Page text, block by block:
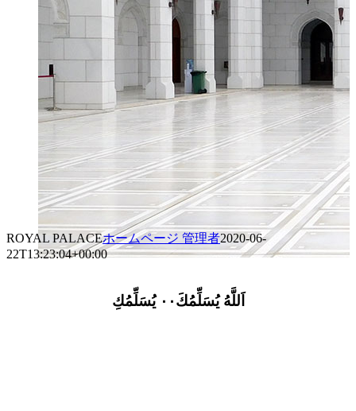
ROYAL PALACEホームページ 管理者2020-06-
22T13:23:04+00:00
اَللَّهُ يُسَلِّمُكَ٠٠ يُسَلِّمُكِ